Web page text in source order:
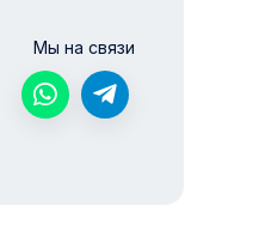
Мы на связи